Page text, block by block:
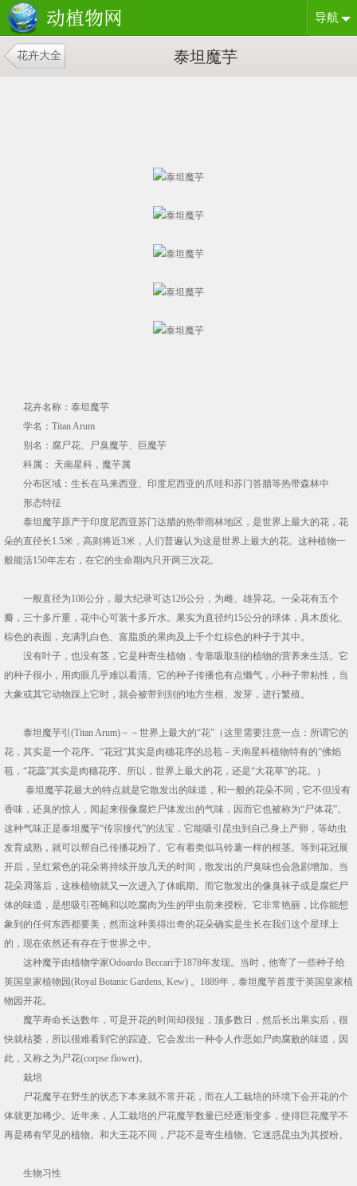
导航
花卉大全 泰坦魔芋
花卉名称：泰坦魔芋
学名：Titan Arum
别名：腐尸花、尸臭魔芋、巨魔芋
科属： 天南星科，魔芋属
分布区域：生长在马来西亚、印度尼西亚的爪哇和苏门答腊等热带森林中
形态特征
泰坦魔芋原产于印度尼西亚苏门达腊的热带雨林地区，是世界上最大的花，花
朵的直径长1.5米，高则将近3米，人们普遍认为这是世界上最大的花。这种植物一
般能活150年左右，在它的生命期内只开两三次花。
一般直径为108公分，最大纪录可达126公分，为雌、雄异花。一朵花有五个
瓣，三十多斤重，花中心可装十多斤水。果实为直径约15公分的球体，具木质化、
棕色的表面，充满乳白色、富脂质的果肉及上千个红棕色的种子于其中。
没有叶子，也没有茎，它是种寄生植物，专靠吸取别的植物的营养来生活。它
的种子很小，用肉眼几乎难以看清。它的种子传播也有点懒气，小种子带粘性，当
大象或其它动物踩上它时，就会被带到别的地方生根、发芽，进行繁殖。
泰坦魔芋引(Titan Arum)－－世界上最大的“花”（这里需要注意一点：所谓它的
花，其实是一个花序。“花冠”其实是肉穗花序的总苞－天南星科植物特有的“佛焰
苞，“花蕊”其实是肉穗花序。所以，世界上最大的花，还是“大花草”的花。）
泰坦魔芋花最大的特点就是它散发出的味道，和一般的花朵不同，它不但没有
香味，还臭的惊人，闻起来很像腐烂尸体发出的气味，因而它也被称为“尸体花”。
这种气味正是泰坦魔芋“传宗接代”的法宝，它能吸引昆虫到自己身上产卵，等幼虫
发育成熟，就可以帮自己传播花粉了。它有着类似马铃薯一样的根茎。等到花冠展
开后，呈红紫色的花朵将持续开放几天的时间，散发出的尸臭味也会急剧增加。当
花朵凋落后，这株植物就又一次进入了休眠期。而它散发出的像臭袜子或是腐烂尸
体的味道，是想吸引苍蝇和以吃腐肉为生的甲虫前来授粉。它非常艳丽，比你能想
象到的任何东西都要美，然而这种美得出奇的花朵确实是生长在我们这个星球上
的，现在依然还有存在于世界之中。
这种魔芋由植物学家Odoardo Beccari于1878年发现。当时，他寄了一些种子给
英国皇家植物园(Royal Botanic Gardens, Kew) 。1889年，泰坦魔芋首度于英国皇家植
物园开花。
魔芋寿命长达数年，可是开花的时间却很短，顶多数日，然后长出果实后，很
快就枯萎，所以很难看到它的踪迹。它会发出一种令人作恶如尸肉腐败的味道，因
此，又称之为尸花(corpse flower)。
栽培
尸花魔芋在野生的状态下本来就不常开花，而在人工栽培的环境下会开花的个
体就更加稀少。近年来，人工栽培的尸花魔芋数量已经逐渐变多，使得巨花魔芋不
再是稀有罕见的植物。和大王花不同，尸花不是寄生植物。它迷惑昆虫为其授粉。
生物习性